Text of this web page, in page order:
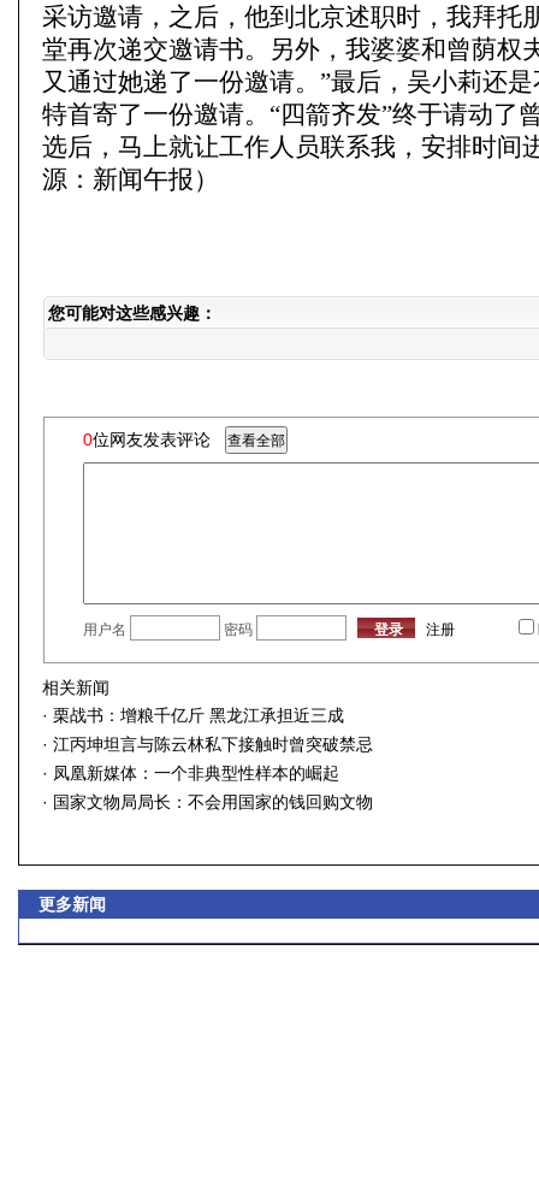
采访邀请，之后，他到北京述职时，我拜托
堂再次递交邀请书。另外，我婆婆和曾荫权
又通过她递了一份邀请。”最后，吴小莉还
特首寄了一份邀请。“四箭齐发”终于请动了
选后，马上就让工作人员联系我，安排时间
源：新闻午报）
您可能对这些感兴趣：
0位网友发表评论
用户名 密码 注册
相关新闻
· 栗战书：增粮千亿斤 黑龙江承担近三成
· 江丙坤坦言与陈云林私下接触时曾突破禁忌
· 凤凰新媒体：一个非典型性样本的崛起
· 国家文物局局长：不会用国家的钱回购文物
更多新闻